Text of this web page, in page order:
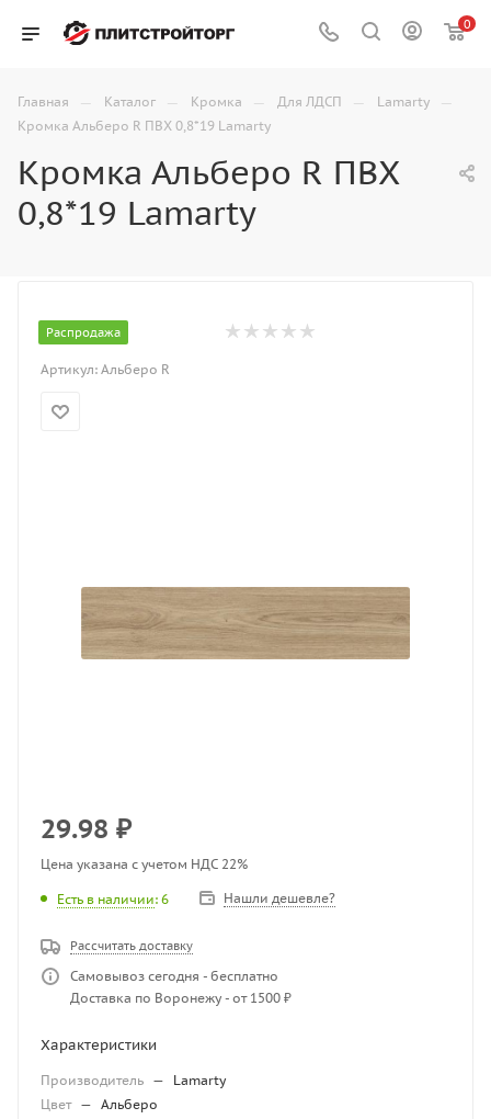
0
Главная — Каталог — Кромка — Для ЛДСП — Lamarty —
Кромка Альберо R ПВХ 0,8*19 Lamarty
Кромка Альберо R ПВХ
0,8*19 Lamarty
Распродажа
Артикул: Альберо R
29.98 ₽
Цена указана с учетом НДС 22%
Есть в наличии: 6 Нашли дешевле?
Рассчитать доставку
Самовывоз сегодня - бесплатно
Доставка по Воронежу - от 1500 ₽
Характеристики
Производитель —
Lamarty
Цвет — Альберо